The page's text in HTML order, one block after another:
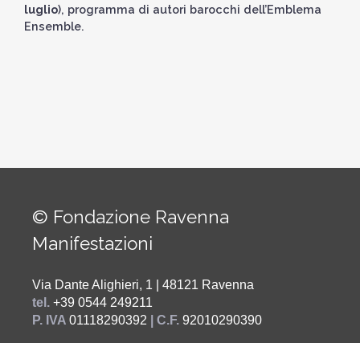
luglio), programma di autori barocchi dell’Emblema
Ensemble.
© Fondazione Ravenna
Manifestazioni
Via Dante Alighieri, 1 | 48121 Ravenna
tel. +39 0544 249211
P. IVA 01118290392 | C.F. 92010290390